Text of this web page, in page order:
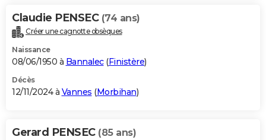
Claudie PENSEC (74 ans)
Créer une cagnotte obsèques
Naissance
08/06/1950 à Bannalec(Finistère)
Décès
12/11/2024 à Vannes (Morbihan)
Gerard PENSEC (85 ans)